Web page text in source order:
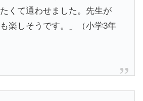
くて通わせました。先生が
楽しそうです。」（小学3年